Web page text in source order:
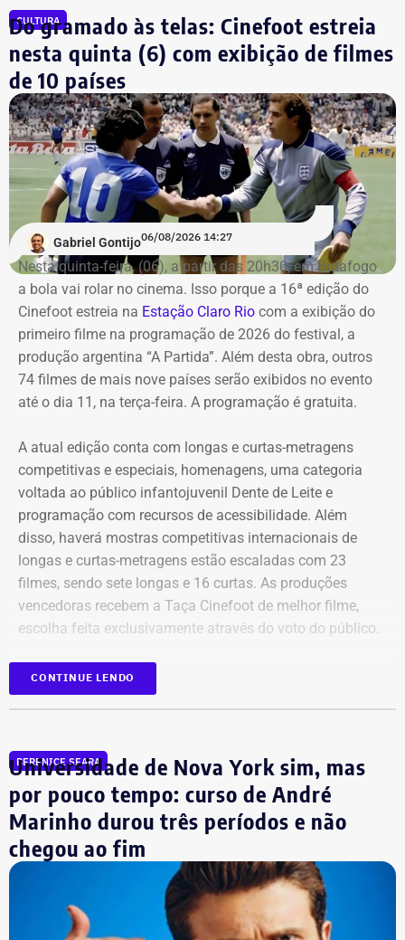
Os saldos em contas bancárias também cresceram. Os
depósitos em conta corrente, que somavam R$ 50.686,20
há quatro anos, passaram para R$ 97.543,64.
Já o apartamento herdado em Campos dos Goytacazes,
avaliado em R$ 187.475,88, e o imóvel herdado em São
João da Barra, de R$ 150 mil, permaneceram com os
mesmos valores declarados.
Bens declarados por Carla Machado em 2026 — Foto:
Reprodução/Divulgacand
Bens declarados por Carla Machado em 2022 — Foto:
CULTURA
Do gramado às telas: Cinefoot estreia
nesta quinta (6) com exibição de filmes
de 10 países
Gabriel Gontijo06/08/2026 14:27
Nesta quinta-feira, (06), a partir das 20h30, em Botafogo
a bola vai rolar no cinema. Isso porque a 16ª edição do
Cinefoot estreia na Estação Claro Rio com a exibição do
primeiro filme na programação de 2026 do festival, a
produção argentina “A Partida”. Além desta obra, outros
74 filmes de mais nove países serão exibidos no evento
até o dia 11, na terça-feira. A programação é gratuita.
A atual edição conta com longas e curtas-metragens
competitivas e especiais, homenagens, uma categoria
voltada ao público infantojuvenil Dente de Leite e
programação com recursos de acessibilidade. Além
disso, haverá mostras competitivas internacionais de
longas e curtas-metragens estão escaladas com 23
filmes, sendo sete longas e 16 curtas. As produções
vencedoras recebem a Taça Cinefoot de melhor filme,
escolha feita exclusivamente através do voto do público.
Os países participantes são Brasil, Argentina, México,
Itália, Colômbia, Reino Unido, Irã, Espanha, Alemanha,
mundial de futebol da atualidade. Totalizando dez
países.
Além da Estação Claro Rio, o Cinefoot terá exibições no
Centro Cultural da Justiça Federal, no Centro do Rio; no
Ponto Cine, em Guadalupe; e na Biblioteca Parque
Manguinhos; em Benfica.
CONTINUE LENDO
BERENICE SEARA
Universidade de Nova York sim, mas
por pouco tempo: curso de André
Marinho durou três períodos e não
chegou ao fim